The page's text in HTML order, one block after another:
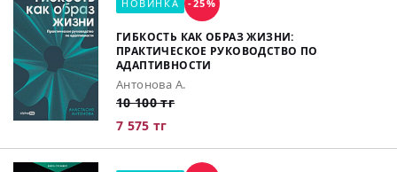
НОВИНКА -25%
ГИБКОСТЬ КАК ОБРАЗ ЖИЗНИ:
ПРАКТИЧЕСКОЕ РУКОВОДСТВО ПО
АДАПТИВНОСТИ
Антонова А.
10 100 тг
7 575 тг